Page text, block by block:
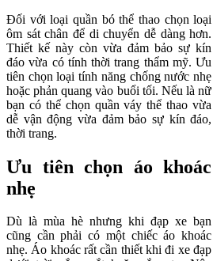
Đối với loại quần bó thể thao chọn loại
ôm sát chân để di chuyển dễ dàng hơn.
Thiết kế này còn vừa đảm bảo sự kín
đáo vừa có tính thời trang thẩm mỹ. Ưu
tiên chọn loại tính năng chống nước nhẹ
hoặc phản quang vào buổi tối. Nếu là nữ
bạn có thể chọn quần váy thể thao vừa
dễ vận động vừa đảm bảo sự kín đáo,
thời trang.
Ưu tiên chọn áo khoác
nhẹ
Dù là mùa hè nhưng khi đạp xe bạn
cũng cần phải có một chiếc áo khoác
nhẹ. Áo khoác rất cần thiết khi đi xe đạp